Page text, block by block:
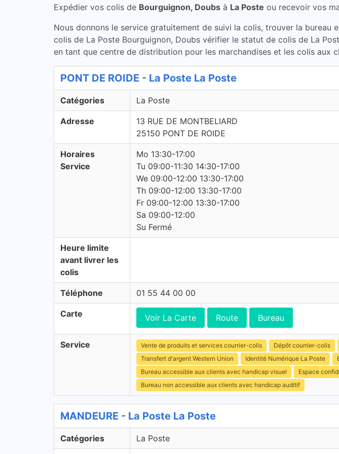
Expédier vos colis de Bourguignon, Doubs à La Poste ou recevoir vos
Nous donnons le service gratuitement de suivi la colis, trouver la bureau
colis de La Poste Bourguignon, Doubs vérifier le statut de colis de La
en tant que centre de distribution pour les marchandises et les colis aux
PONT DE ROIDE - La Poste La Poste
Catégories La Poste
Adresse
13 RUE DE MONTBELIARD
25150 PONT DE ROIDE
Horaires
Service
Mo 13:30-17:00
Tu 09:00-11:30 14:30-17:00
We 09:00-12:00 13:30-17:00
Th 09:00-12:00 13:30-17:00
Fr 09:00-12:00 13:30-17:00
Sa 09:00-12:00
Su Fermé
Heure limite
avant livrer les
colis
Téléphone 01 55 44 00 00
Carte Voir La Carte Route Bureau
Service Vente de produits et services courrier-colis Dépôt courrier-colis
Transfert d'argent Western Union
Identité Numérique La Poste
Bureau accessible aux clients avec handicap visuel
Espace
Bureau non accessible aux clients avec handicap auditif
MANDEURE - La Poste La Poste
Catégories La Poste